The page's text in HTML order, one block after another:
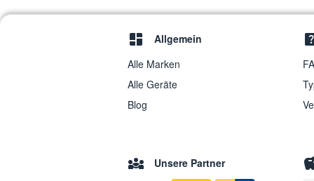
Allgemein
Alle Marken
Alle Geräte
Blog
Unsere Partner